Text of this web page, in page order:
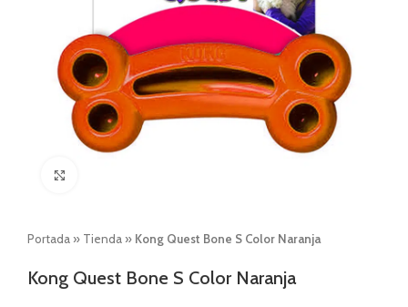
Portada » Tienda » Kong Quest Bone S Color Naranja
Kong Quest Bone S Color Naranja